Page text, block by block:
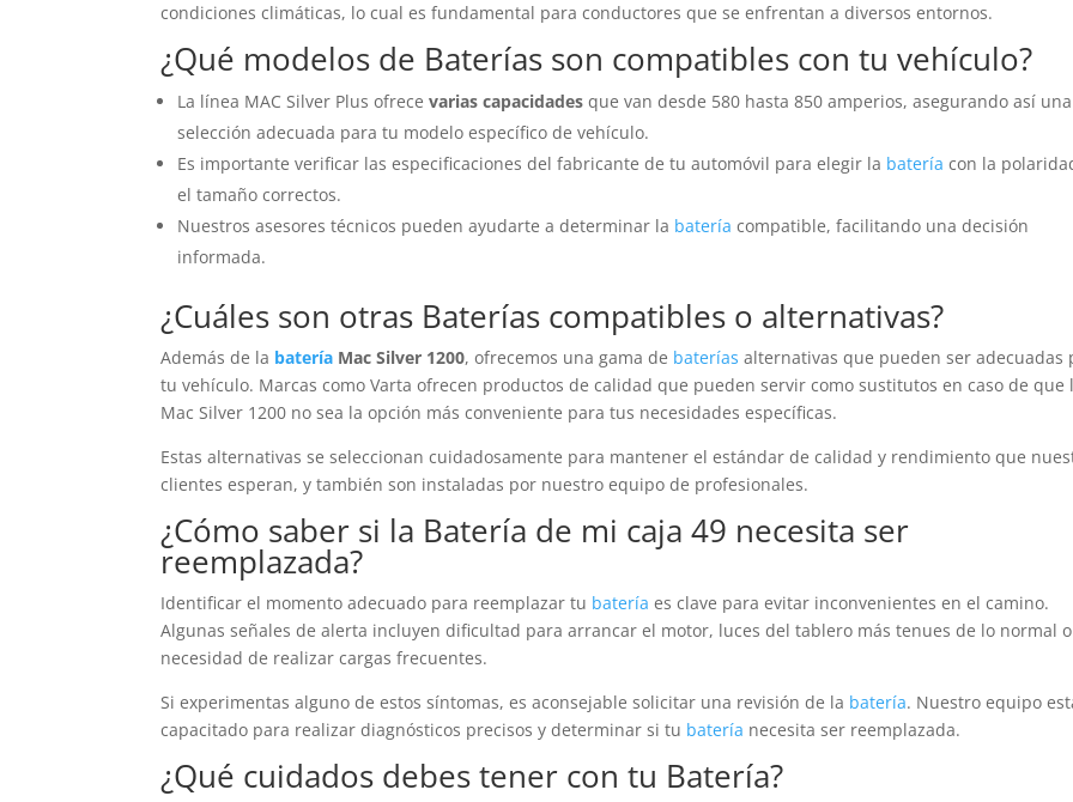
condiciones climáticas, lo cual es fundamental para conductores que se enfrentan a diversos entornos.
¿Qué modelos de Baterías son compatibles con tu vehículo?
La línea MAC Silver Plus ofrecevarias capacidades que van desde 580 hasta 850 amperios, asegurando así una
selección adecuada para tu modelo específico de vehículo.
Es importante verificar las especificaciones del fabricante de tu automóvil para elegir la batería con la
el tamaño correctos.
Nuestros asesores técnicos pueden ayudarte a determinar la batería compatible, facilitando una decisión
informada.
¿Cuáles son otras Baterías compatibles o alternativas?
Además de la batería Mac Silver 1200, ofrecemos una gama de baterías alternativas que pueden ser adecuadas
tu vehículo. Marcas como Varta ofrecen productos de calidad que pueden servir como sustitutos en caso de que
Mac Silver 1200 no sea la opción más conveniente para tus necesidades específicas.
Estas alternativas se seleccionan cuidadosamente para mantener el estándar de calidad y rendimiento que
clientes esperan, y también son instaladas por nuestro equipo de profesionales.
¿Cómo saber si la Batería de mi caja 49 necesita ser
reemplazada?
Identificar el momento adecuado para reemplazar tu batería es clave para evitar inconvenientes en el camino.
Algunas señales de alerta incluyen dificultad para arrancar el motor, luces del tablero más tenues de lo normal
necesidad de realizar cargas frecuentes.
Si experimentas alguno de estos síntomas, es aconsejable solicitar una revisión de la batería. Nuestro equipo
capacitado para realizar diagnósticos precisos y determinar si tu batería necesita ser reemplazada.
¿Qué cuidados debes tener con tu Batería?